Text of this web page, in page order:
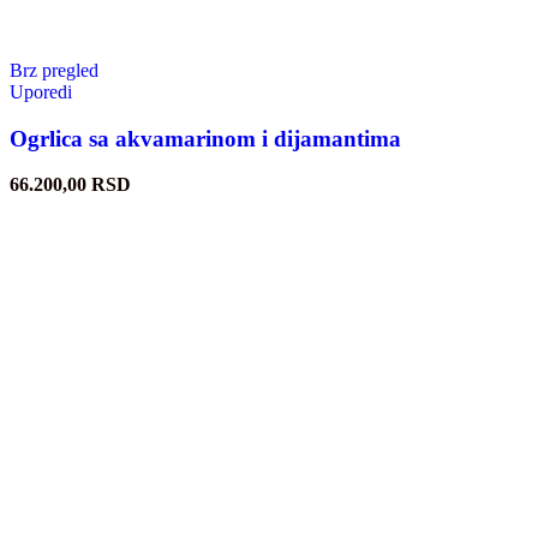
Brz pregled
Uporedi
Ogrlica sa akvamarinom i dijamantima
66.200,00 RSD